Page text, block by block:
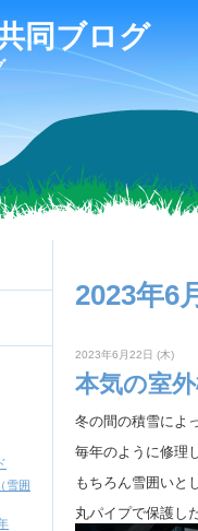
同ブログ
雪囲
2023年6
2023年6月22日 (木)
本気の室
冬の間の積雪によ
毎年のように修理
もちろん雪囲いと
丸パイプで保護し